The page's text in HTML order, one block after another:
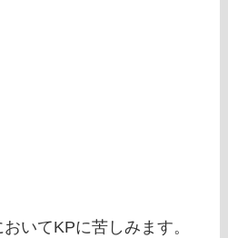
いてKPに苦しみます。